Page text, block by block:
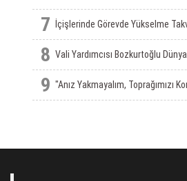
7 İçişlerinde Görevde Yükselme
8 Vali Yardımcısı Bozkurtoğlu
9 "Anız Yakmayalım, Toprağımızı